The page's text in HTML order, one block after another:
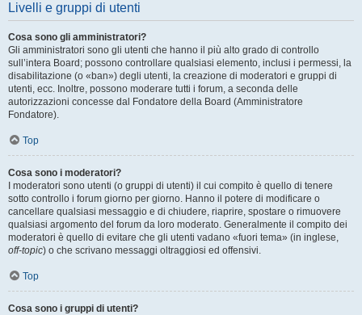
Livelli e gruppi di utenti
Cosa sono gli amministratori?
Gli amministratori sono gli utenti che hanno il più alto grado di controllo
sull’intera Board; possono controllare qualsiasi elemento, inclusi i permessi, la
disabilitazione (o «ban») degli utenti, la creazione di moderatori e gruppi di
utenti, ecc. Inoltre, possono moderare tutti i forum, a seconda delle
autorizzazioni concesse dal Fondatore della Board (Amministratore
Fondatore).
Top
Cosa sono i moderatori?
I moderatori sono utenti (o gruppi di utenti) il cui compito è quello di tenere
sotto controllo i forum giorno per giorno. Hanno il potere di modificare o
cancellare qualsiasi messaggio e di chiudere, riaprire, spostare o rimuovere
qualsiasi argomento del forum da loro moderato. Generalmente il compito dei
moderatori è quello di evitare che gli utenti vadano «fuori tema» (in inglese,
off-topic) o che scrivano messaggi oltraggiosi ed offensivi.
Top
Cosa sono i gruppi di utenti?